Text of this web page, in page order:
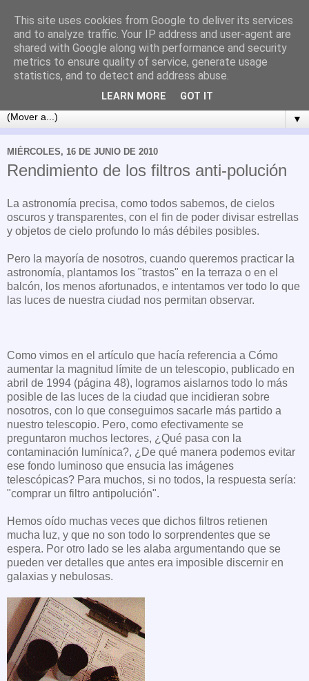
▼
MIÉRCOLES, 16 DE JUNIO DE 2010
Rendimiento de los filtros anti-polución
La astronomía precisa, como todos sabemos, de cielos
oscuros y transparentes, con el fin de poder divisar estrellas
y objetos de cielo profundo lo más débiles posibles.
Pero la mayoría de nosotros, cuando queremos practicar la
astronomía, plantamos los "trastos" en la terraza o en el
balcón, los menos afortunados, e intentamos ver todo lo que
las luces de nuestra ciudad nos permitan observar.
Como vimos en el artículo que hacía referencia a Cómo
aumentar la magnitud límite de un telescopio, publicado en
abril de 1994 (página 48), logramos aislarnos todo lo más
posible de las luces de la ciudad que incidieran sobre
nosotros, con lo que conseguimos sacarle más partido a
nuestro telescopio. Pero, como efectivamente se
preguntaron muchos lectores, ¿Qué pasa con la
contaminación lumínica?, ¿De qué manera podemos evitar
ese fondo luminoso que ensucia las imágenes
telescópicas? Para muchos, si no todos, la respuesta sería:
"comprar un filtro antipolución".
Hemos oído muchas veces que dichos filtros retienen
mucha luz, y que no son todo lo sorprendentes que se
espera. Por otro lado se les alaba argumentando que se
pueden ver detalles que antes era imposible discernir en
galaxias y nebulosas.
This site uses cookies from Google to deliver its services
and to analyze traffic. Your IP address and user-agent are
shared with Google along with performance and security
metrics to ensure quality of service, generate usage
statistics, and to detect and address abuse.
LEARN MORE GOT IT